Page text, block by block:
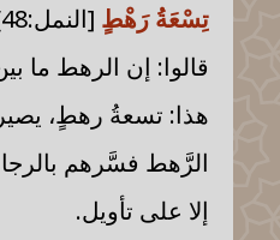
تِسْعَةُ رَهْطٍ
قالوا: إن الرهط ما
هذا: تسعةُ رهطٍ،
الرَّهط فسَّرهم
إلا على تأويل.